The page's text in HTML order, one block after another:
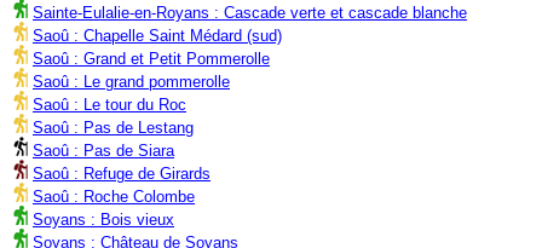
Sainte-Eulalie-en-Royans : Cascade verte et cascade blanche
Saoû : Chapelle Saint Médard (sud)
Saoû : Grand et Petit Pommerolle
Saoû : Le grand pommerolle
Saoû : Le tour du Roc
Saoû : Pas de Lestang
Saoû : Pas de Siara
Saoû : Refuge de Girards
Saoû : Roche Colombe
Soyans : Bois vieux
Soyans : Château de Soyans